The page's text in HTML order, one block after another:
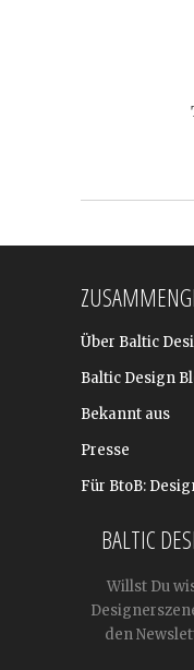
Über Baltic
Baltic Design
Bekannt aus
Presse
Für BtoB:
BALTIC
Willst Du
den